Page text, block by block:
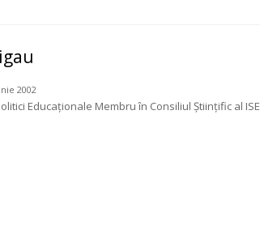
2002
Educaţionale Membru în Consiliul Ştiinţific al ISE